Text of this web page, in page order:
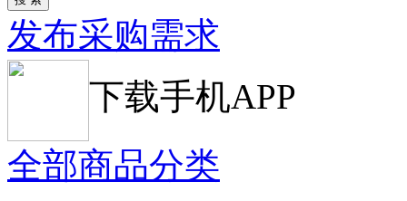
发布采购需求
下载手机APP
全部商品分类